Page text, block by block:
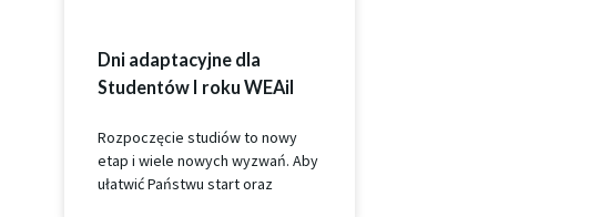
Dni adaptacyjne dla
Studentów I roku WEAiI
Rozpoczęcie studiów to nowy
etap i wiele nowych wyzwań. Aby
ułatwić Państwu start oraz